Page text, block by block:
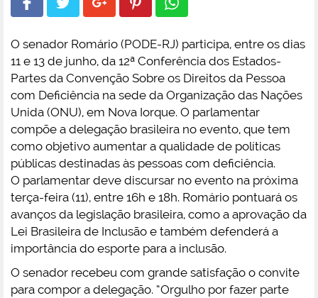
O senador Romário (PODE-RJ) participa, entre os dias
11 e 13 de junho, da 12ª Conferência dos Estados-
Partes da Convenção Sobre os Direitos da Pessoa
com Deficiência na sede da Organização das Nações
Unida (ONU), em Nova Iorque. O parlamentar
compõe a delegação brasileira no evento, que tem
como objetivo aumentar a qualidade de políticas
públicas destinadas às pessoas com deficiência.
O parlamentar deve discursar no evento na próxima
terça-feira (11), entre 16h e 18h. Romário pontuará os
avanços da legislação brasileira, como a aprovação da
Lei Brasileira de Inclusão e também defenderá a
importância do esporte para a inclusão.
O senador recebeu com grande satisfação o convite
para compor a delegação. “Orgulho por fazer parte